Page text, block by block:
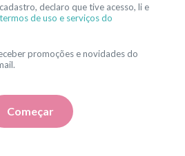
declaro que tive acesso, li e
termos de uso e serviços do
promoções e novidades do
Começar